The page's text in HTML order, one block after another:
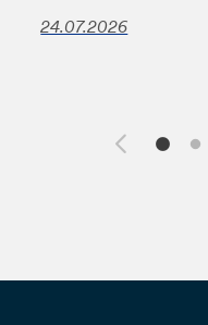
24.07.2026